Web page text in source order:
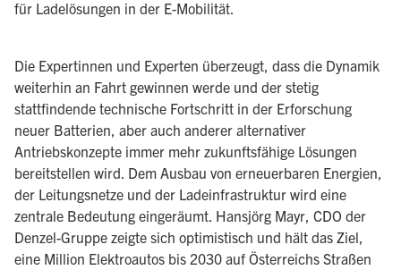
für Ladelösungen in der E-Mobilität.
Die Expertinnen und Experten über­zeugt, dass die Dynamik
weiterhin an Fahrt gewinnen werde und der stetig
stattfindende technische Fortschritt in der Erforschung
neuer Batterien, aber auch anderer alternati­ver
Antriebskonzepte immer mehr zukunfts­fähige Lösungen
bereitstellen wird. Dem Ausbau von erneuerbaren Energien,
der Lei­tungsnetze und der Ladeinfrastruktur wird eine
zentrale Bedeutung eingeräumt. Hans­jörg Mayr, CDO der
Denzel-Gruppe zeigte sich optimistisch und hält das Ziel,
eine Mil­lion Elektroautos bis 2030 auf Österreichs Straßen